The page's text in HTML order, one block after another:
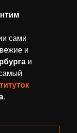
сами
и
и
.